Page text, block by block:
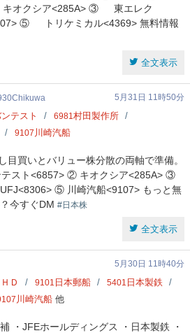
オクシア<285A> ③ 東エレク
⑤ トリケミカル<4369> 無料情報
全文表示
5月31日 11時50分
テスト 6981村田製作所
9107 川崎汽船
目買いとバリュー株分散の両軸で準備。
スト<6857> ② キオクシア<285A> ③
⑤ 川崎汽船<9107> もっと無
今すぐDM #日本株
全文表示
5月30日 11時40分
Ｄ 9101 日本郵船 5401 日本製鉄
川崎汽船 他
・JFEホールディングス ・日本製鉄 ・